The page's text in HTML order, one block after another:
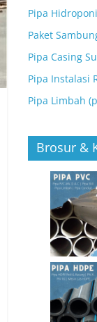
Pipa
Paket
Pipa Casing
Pipa Instalasi
Pipa Limbah
Brosur &